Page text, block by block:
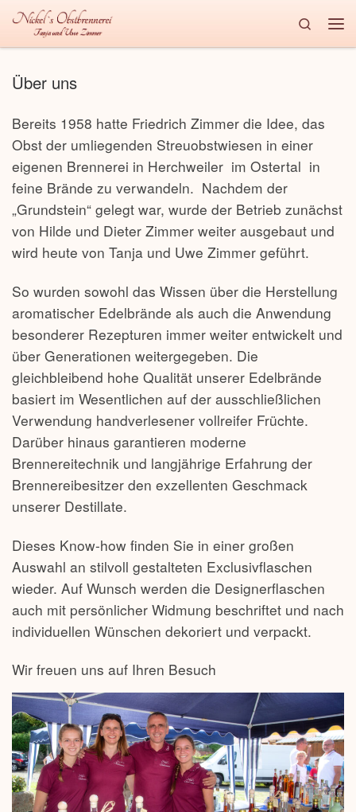
Zum Inhalt springen
Search
Über uns
Bereits 1958 hatte Friedrich Zimmer die Idee, das
Obst der umliegenden Streuobstwiesen in einer
eigenen Brennerei in Herchweiler im Ostertal in
feine Brände zu verwandeln. Nachdem der
„Grundstein“ gelegt war, wurde der Betrieb zunächst
von Hilde und Dieter Zimmer weiter ausgebaut und
wird heute von Tanja und Uwe Zimmer geführt.
So wurden sowohl das Wissen über die Herstellung
aromatischer Edelbrände als auch die Anwendung
besonderer Rezepturen immer weiter entwickelt und
über Generationen weitergegeben. Die
gleichbleibend hohe Qualität unserer Edelbrände
basiert im Wesentlichen auf der ausschließlichen
Verwendung handverlesener vollreifer Früchte.
Darüber hinaus garantieren moderne
Brennereitechnik und langjährige Erfahrung der
Brennereibesitzer den exzellenten Geschmack
unserer Destillate.
Dieses Know-how finden Sie in einer großen
Auswahl an stilvoll gestalteten Exclusivflaschen
wieder. Auf Wunsch werden die Designerflaschen
auch mit persönlicher Widmung beschriftet und nach
individuellen Wünschen dekoriert und verpackt.
Wir freuen uns auf Ihren Besuch